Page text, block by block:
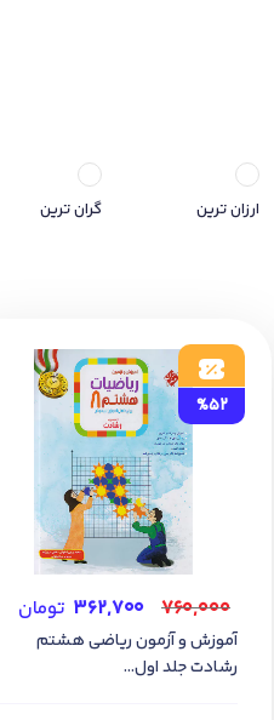
ارزان ترین گران ترین
%52
۷۶۰,۰۰۰ ۳۶۲,۷۰۰ تومان
آموزش و آزمون ریاضی هشتم
رشادت جلد اول...